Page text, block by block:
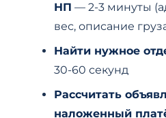
НП — 2-3 минуты
вес, описание
Найти нужное
30-60 секунд
Рассчитать
наложенный